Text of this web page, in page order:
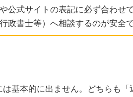
公式サイトの表記に必ず合わせ
政書士等）へ相談するのが安全で
基本的に出ません。どちらも「